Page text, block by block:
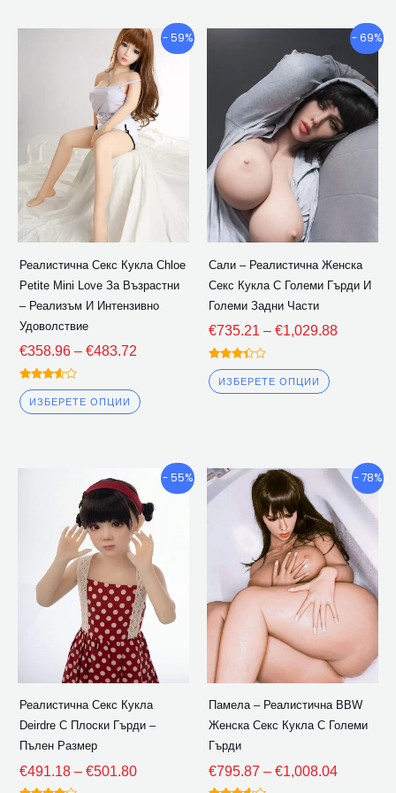
- 59%
Реалистична Секс Кукла Chloe
Petite Mini Love За Възрастни
– Реализъм И Интензивно
Удоволствие
€358.96 – €483.72
Ценови
диапазон:
€358.96
през
€483.72
Оценена
3.50
извън 5
ИЗБЕРЕТЕ ОПЦИИ
Този
продукт
има
множество
варианти.
могат
бъдат
страницата
- 69%
Сали – Реалистична Женска
Секс Кукла С Големи Гърди И
Големи Задни Части
€735.21 – €1,029.88
Ценови
€735.21
през
Оценена
3.25
извън 5
ИЗБЕРЕТЕ ОПЦИИ
Този
продукт
има
множество
варианти.
Опциите
на
на
- 55%
Реалистична Секс Кукла
Deirdre С Плоски Гърди –
Пълен Размер
€491.18 – €501.80
Ценови
диапазон:
€491.18
през
€501.80
Този
продукт
има
множество
варианти.
Опциите
могат
да
бъдат
- 78%
Памела – Реалистична BBW
Женска Секс Кукла С Големи
Гърди
€795.87 – €1,008.04
Ценови
€795.87
през
Този
продукт
има
множество
варианти.
Опциите
могат
да
бъдат
на
на